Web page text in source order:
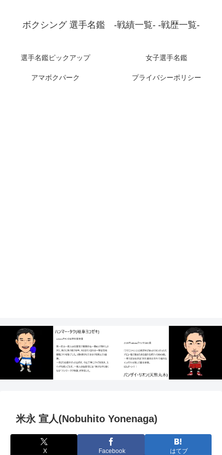
ボクシング 選手名鑑 -戦績一覧- -戦歴一覧-
選手名鑑ピックアップ 女子選手名鑑
アマボクパーク プライバシーポリシー
米永 宣人(Nobuhito Yonenaga)
X Facebook はてブ